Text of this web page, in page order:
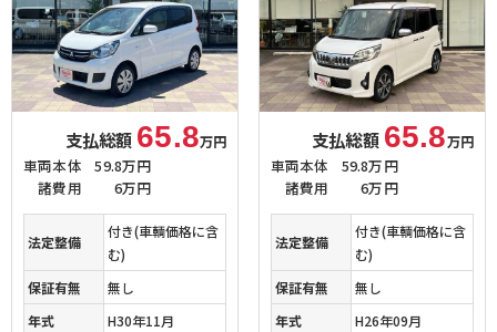
支払総額 65.8万円
車両本体
59.8万円
諸費用
6万円
法定整備
付き(車輌価格に含
む)
保証有無
無し
年式
H30年11月
支払総額 65.8万円
車両本体
59.8万円
諸費用
6万円
法定整備
付き(車輌価格に含
む)
保証有無
無し
年式
H26年09月